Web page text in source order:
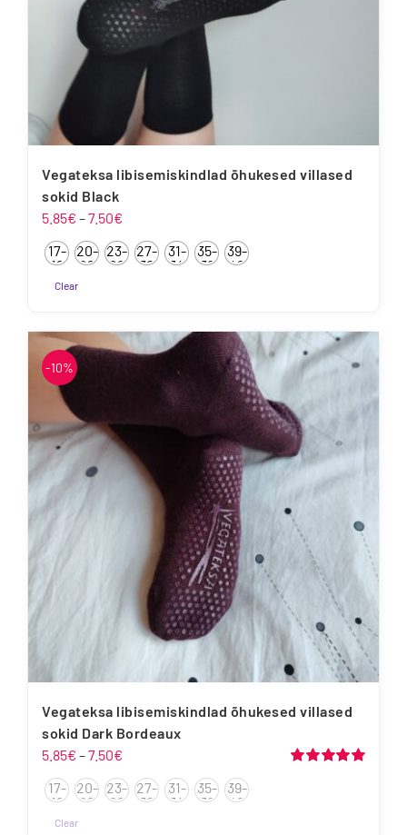
Vegateksa libisemiskindlad õhukesed villased
sokid Black
5.85€ –7.50€
5.85€
kuni
17-
19
20-
22
23-
26
27-
30
31-
34
35-
38
39-
42
Clear
tootel
on
mitu
varianti.
Valikuid
saab
teha
tootelehel.
-10%
Vegateksa libisemiskindlad õhukesed villased
sokid Dark Bordeaux
5.85€ –7.50€
5.85€
kuni
17-
19
20-
22
23-
26
27-
30
31-
34
35-
38
39-
42
Clear